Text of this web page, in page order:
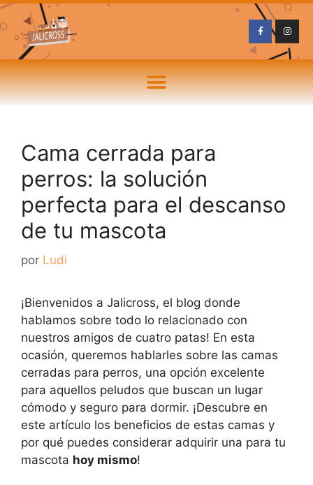
Cama cerrada para
perros: la solución
perfecta para el descanso
de tu mascota
por Ludi
¡Bienvenidos a Jalicross, el blog donde
hablamos sobre todo lo relacionado con
nuestros amigos de cuatro patas! En esta
ocasión, queremos hablarles sobre las camas
cerradas para perros, una opción excelente
para aquellos peludos que buscan un lugar
cómodo y seguro para dormir. ¡Descubre en
este artículo los beneficios de estas camas y
por qué puedes considerar adquirir una para tu
mascota hoy mismo!